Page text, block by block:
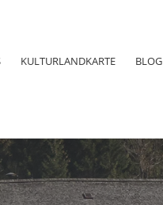
KULTURLANDKARTE BLOG